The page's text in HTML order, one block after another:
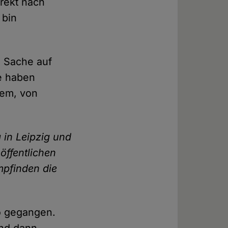
auf
haben
von
in Leipzig und
die
gegangen.